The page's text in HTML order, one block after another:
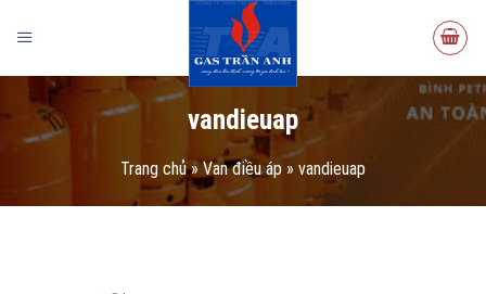
vandieuap
Trang chủ»Van điều áp » vandieuap